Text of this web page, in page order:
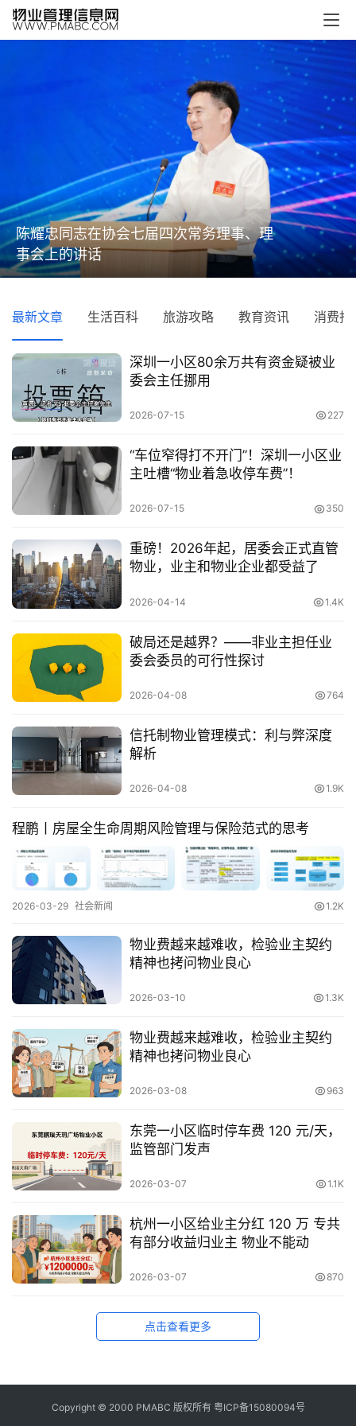
首
生
百
消
指
南
码
科
食
推
荐
教
育
资
讯
游
攻
略
业
交
流
登录
陈耀忠同志在协会七届四次常务理事、理
事会上的讲话
最新文章 生活百科 旅游攻略 教育资讯 消费指
深圳一小区80余万共有资金疑被业
委会主任挪用
2026-07-15 227
“车位窄得打不开门”！深圳一小区业
主吐槽“物业着急收停车费”！
2026-07-15 350
重磅！2026年起，居委会正式直管
物业，业主和物业企业都受益了
2026-04-14 1.4K
破局还是越界？——非业主担任业
委会委员的可行性探讨
2026-04-08 764
信托制物业管理模式：利与弊深度
解析
2026-04-08 1.9K
程鹏丨房屋全生命周期风险管理与保险范式的思考
2026-03-29 社会新闻 1.2K
物业费越来越难收，检验业主契约
精神也拷问物业良心
2026-03-10 1.3K
物业费越来越难收，检验业主契约
精神也拷问物业良心
2026-03-08 963
东莞一小区临时停车费 120 元/天，
监管部门发声
2026-03-07 1.1K
杭州一小区给业主分红 120 万 专共
有部分收益归业主 物业不能动
2026-03-07 870
点击查看更多
Copyright © 2000 PMABC 版权所有 粤ICP备15080094号